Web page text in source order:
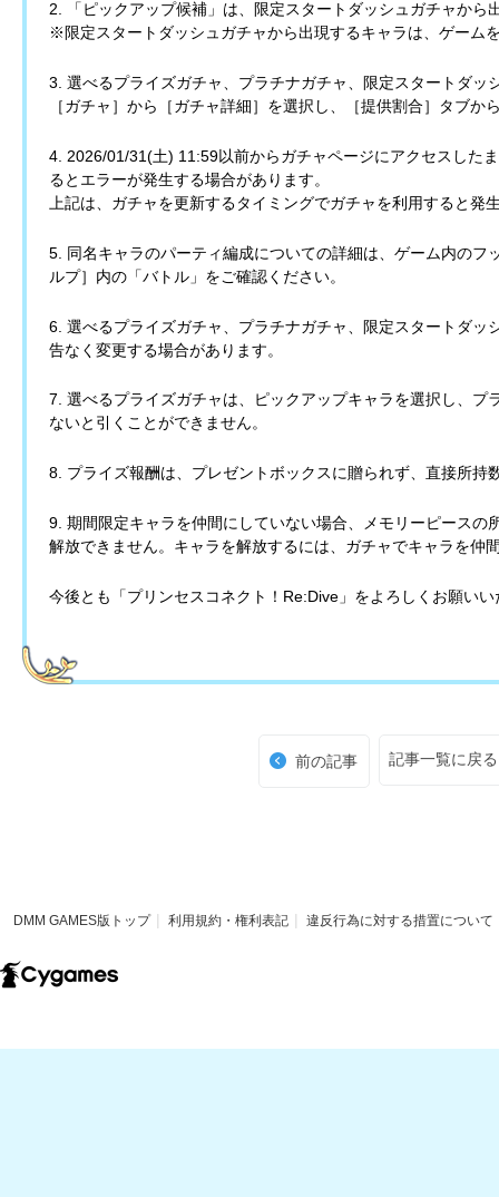
2. 「ピックアップ候補」は、限定スタートダッシュガチャから
※限定スタートダッシュガチャから出現するキャラは、ゲーム
3. 選べるプライズガチャ、プラチナガチャ、限定スタートダッ
［ガチャ］から［ガチャ詳細］を選択し、［提供割合］タブか
4. 2026/01/31(土) 11:59以前からガチャページにアクセスした
るとエラーが発生する場合があります。
上記は、ガチャを更新するタイミングでガチャを利用すると
5. 同名キャラのパーティ編成についての詳細は、ゲーム内のフ
ルプ］内の「バトル」をご確認ください。
6. 選べるプライズガチャ、プラチナガチャ、限定スタートダッ
告なく変更する場合があります。
7. 選べるプライズガチャは、ピックアップキャラを選択し、プ
ないと引くことができません。
8. プライズ報酬は、プレゼントボックスに贈られず、直接所持
9. 期間限定キャラを仲間にしていない場合、メモリーピースの
解放できません。キャラを解放するには、ガチャでキャラを仲
今後とも「プリンセスコネクト！Re:Dive」をよろしくお願いい
前の記事 記事一覧に戻る
DMM GAMES版トップ 利用規約・権利表記 違反行為に対する措置について